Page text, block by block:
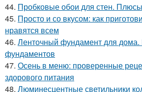
44. Пробковые обои для стен.
45. Просто и со вкусом: как
нравятся всем
46. Ленточный фундамент для
фундаментов
47. Осень в меню: проверенные
здорового питания
48. Люминесцентные светильники